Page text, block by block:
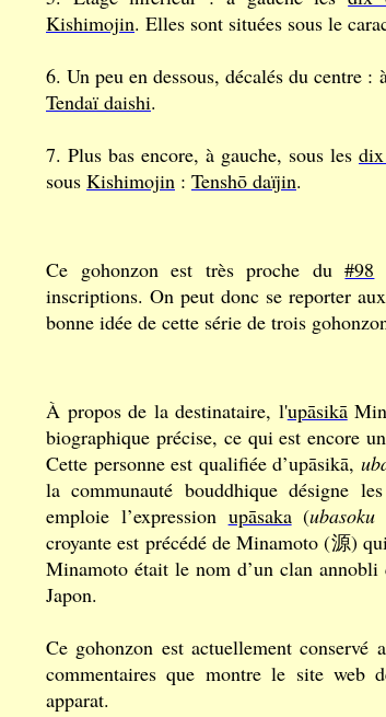
Kishimojin. Elles sont situées sous le
6. Un peu en dessous, décalés du centre :
Tendaï daishi.
7. Plus bas encore, à gauche, sous les dix
sous Kishimojin : Tenshō daïjin.
Ce gohonzon est très proche du#98
inscriptions. On peut donc se reporter
bonne idée de cette série de trois
À propos de la destinataire, l'upāsikā
biographique précise, ce qui est encore
Cette personne est qualifiée d’upāsikā,
la communauté bouddhique désigne
emploie l’expression upāsaka(ubasoku
croyante est précédé de Minamoto (源)
Minamoto était le nom d’un clan
Japon.
Ce gohonzon est actuellement conservé
commentaires que montre le site web
apparat.